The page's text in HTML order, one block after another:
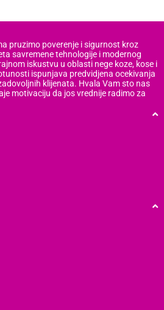
pruzimo poverenje i sigurnost kroz
savremene tehnologije i modernog
iskustvu u oblasti nege koze, kose i
ispunjava predvidjena ocekivanja
klijenata. Hvala Vam sto nas
motivaciju da jos vrednije radimo za